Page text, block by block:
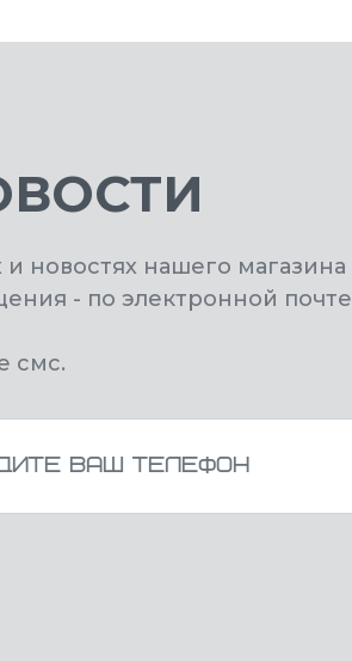
новостях нашего магазина
- по электронной почте
смс.